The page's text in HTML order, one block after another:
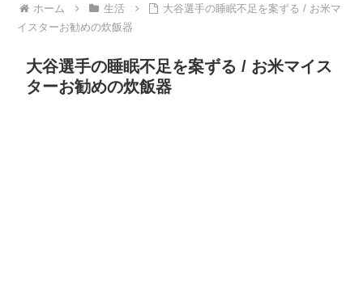
ホーム 生活
大谷選手の睡眠不足を案ずる / お米マ
イスターお勧めの炊飯器
大谷選手の睡眠不足を案ずる / お米マイス
ターお勧めの炊飯器